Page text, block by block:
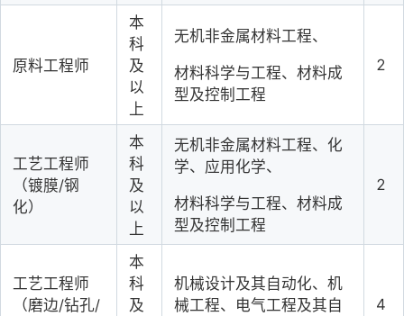
原料工程师
本
科
及
以
上
无机非金属材料工程、
材料科学与工程、材料成
型及控制工程
2
工艺工程师
（镀膜/钢
化）
本
科
及
以
上
无机非金属材料工程、化
学、应用化学、
材料科学与工程、材料成
型及控制工程
2
工艺工程师
（磨边/钻孔/
本
科
及
机械设计及其自动化、机
械工程、电气工程及其自
4